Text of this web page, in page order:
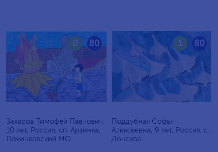
80
0
Захаров Тимофей Павлович,
10 лет, Россия, сп. Арзинка,
Починковский МО
80
1
Поддубная Софья
Алексеевна, 9 лет, Россия, c.
Донское